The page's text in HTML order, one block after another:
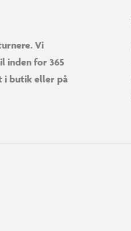
Vi
inden for 365
i butik eller på